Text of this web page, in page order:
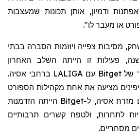
ודמיון, אותן תכונות שמעצבות
או מעבר לו".
מסיבות צפייה ויוזמות הסברה בבתי
פעילות זו הייתה השלב האחרון
שלBitget עם LALIGA ברחבי אסיה.
מציעה את אחת מקהילות הספורט
מזרח אסיה, ל-Bitget הייתה הזדמנות
לתחרות, ולטפח קשרים תרבותיים
מסחריים.